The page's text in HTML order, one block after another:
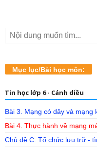
Mục lục/Bài học môn:
Tin học lớp 6 - Cánh diều
Bài 3. Mạng có dây và mạng
Bài 4. Thực hành về mạng
Chủ đề C. Tổ chức lưu trữ -